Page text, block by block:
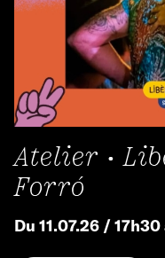
Atelier •
Forró
Du 11.07.26 /